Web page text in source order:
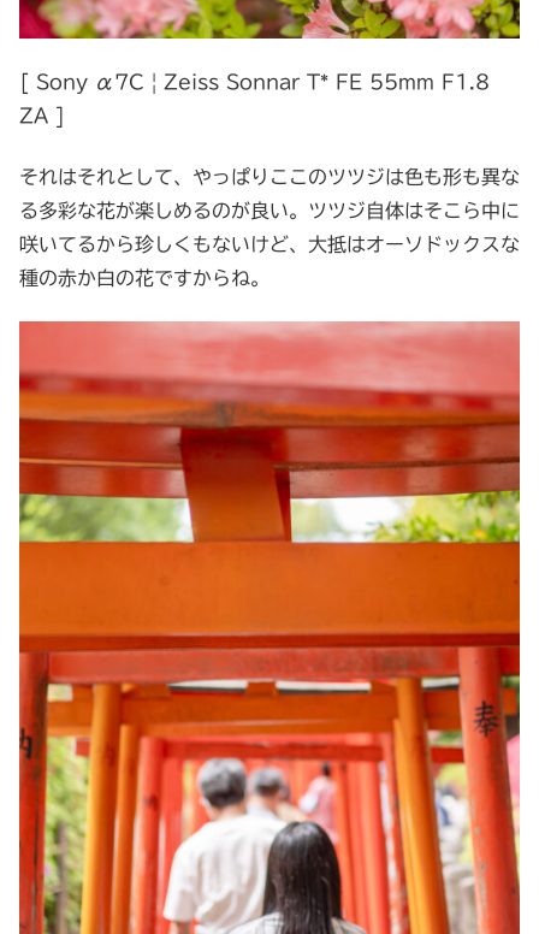
[ Sony α7C | Zeiss Sonnar T* FE 55mm F1.8
ZA ]
それはそれとして、やっぱりここのツツジは色も形も異な
る多彩な花が楽しめるのが良い。ツツジ自体はそこら中に
咲いてるから珍しくもないけど、大抵はオーソドックスな
種の赤か白の花ですからね。